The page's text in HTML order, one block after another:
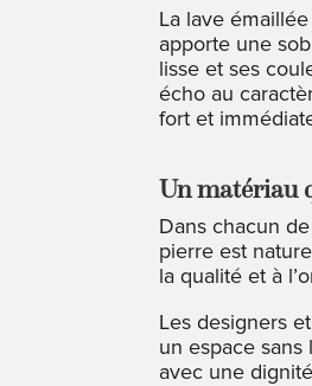
La lave
apporte une
lisse et ses
écho au
fort et
Un matériau
Dans chacun
pierre est
la qualité et à
Les designers
un espace
avec une